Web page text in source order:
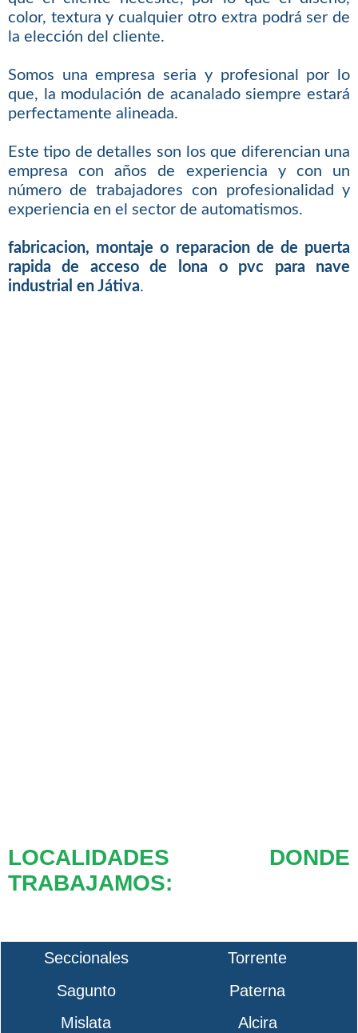
color, textura y cualquier otro extra podrá ser de
la elección del cliente.
Somos una empresa seria y profesional por lo
que, la modulación de acanalado siempre estará
perfectamente alineada.
Este tipo de detalles son los que diferencian una
empresa con años de experiencia y con un
número de trabajadores con profesionalidad y
experiencia en el sector de automatismos.
fabricacion, montaje o reparacion de de puerta
rapida de acceso de lona o pvc para nave
industrial en Játiva.
LOCALIDADES DONDE
TRABAJAMOS:
Seccionales
Torrente
Sagunto
Paterna
Mislata
Alcira